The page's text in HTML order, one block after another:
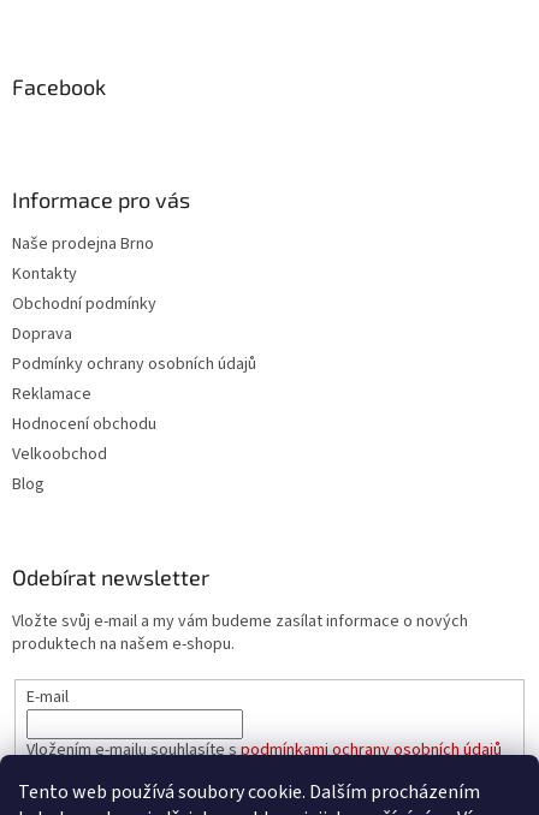
Tento web používá soubory cookie. Dalším procházením
Facebook
Informace pro vás
Naše prodejna Brno
Kontakty
Obchodní podmínky
Doprava
Podmínky ochrany osobních údajů
Reklamace
Hodnocení obchodu
Velkoobchod
Blog
Odebírat newsletter
Vložte svůj e-mail a my vám budeme zasílat informace o nových
produktech na našem e-shopu.
E-mail
Vložením e-mailu souhlasíte spodmínkami ochrany osobních údajů
PŘIHLÁSIT SE